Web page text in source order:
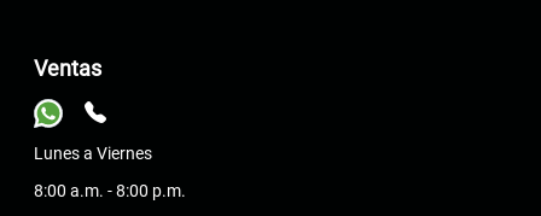
Ventas
Lunes a Viernes
8:00 a.m. - 8:00 p.m.